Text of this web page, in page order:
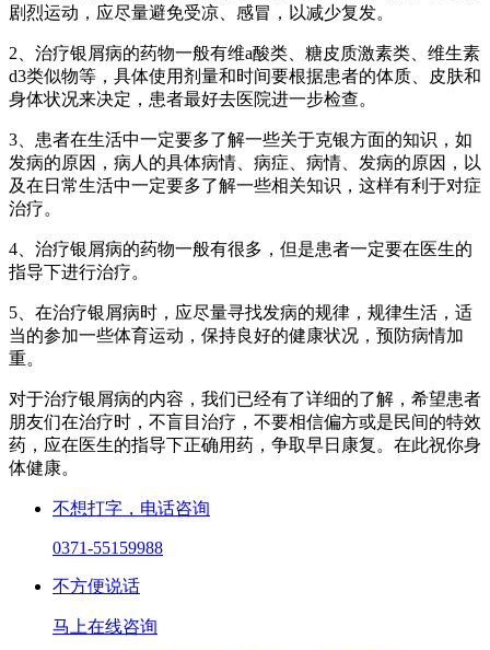
剧烈运动，应尽量避免受凉、感冒，以减少复发。
2、治疗银屑病的药物一般有维a酸类、糖皮质激素类、维生素
d3类似物等，具体使用剂量和时间要根据患者的体质、皮肤和
身体状况来决定，患者最好去医院进一步检查。
3、患者在生活中一定要多了解一些关于克银方面的知识，如
发病的原因，病人的具体病情、病症、病情、发病的原因，以
及在日常生活中一定要多了解一些相关知识，这样有利于对症
治疗。
4、治疗银屑病的药物一般有很多，但是患者一定要在医生的
指导下进行治疗。
5、在治疗银屑病时，应尽量寻找发病的规律，规律生活，适
当的参加一些体育运动，保持良好的健康状况，预防病情加
重。
对于治疗银屑病的内容，我们已经有了详细的了解，希望患者
朋友们在治疗时，不盲目治疗，不要相信偏方或是民间的特效
药，应在医生的指导下正确用药，争取早日康复。在此祝你身
体健康。
不想打字，电话咨询
0371-55159988
不方便说话
马上在线咨询